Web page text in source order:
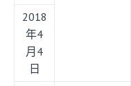
2018
年4
月4
日